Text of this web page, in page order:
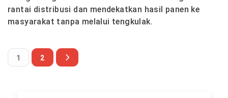
rantai distribusi dan mendekatkan hasil panen ke
masyarakat tanpa melalui tengkulak.
1 2